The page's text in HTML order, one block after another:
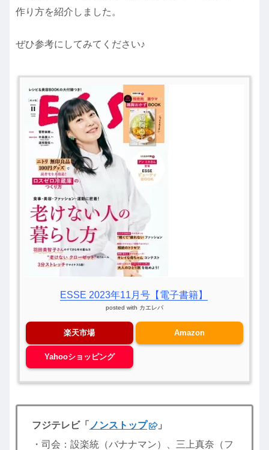
作り方を紹介しました。
ぜひ参考にしてみてください♪
ESSE 2023年11月号【電子書籍】
posted with カエレバ
楽天市場 Amazon
Yahooショッピング
フジテレビ「 ノンストップ
」
・司会：設楽統（バナナマン）、三上真奈（フ